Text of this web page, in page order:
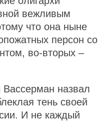
вежливым
что она ныне
персон со
во-вторых –
Вассерман назвал
тень своей
И не каждый